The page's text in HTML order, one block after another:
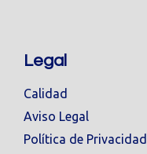
Legal
Calidad
Aviso Legal
Política de Privacidad